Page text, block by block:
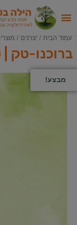
עמוד הבית / יצרנים /
ברוכנו-טק |
מבצע!